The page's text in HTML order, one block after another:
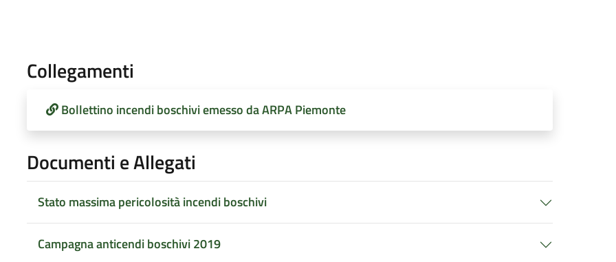
Collegamenti
Bollettino incendi boschivi emesso da ARPA Piemonte
Documenti e Allegati
Stato massima pericolosità incendi boschivi
Campagna anticendi boschivi 2019